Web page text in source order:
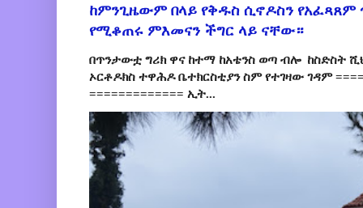
ከምንጊዜውም በላይ የቅዱስ ሲኖዶስን የአፈጻጸም
የሚቆጠሩ ምእመናን ችግር ላይ ናቸው።
በጥንታውቷ ግሪክ ዋና ከተማ ከአቴንስ ወጣ ብሎ ከስድስት
ኦርቶዶክስ ተዋሕዶ ቤተክርስቲያን ስም የተገዛው ገዳም
============= ኢት...